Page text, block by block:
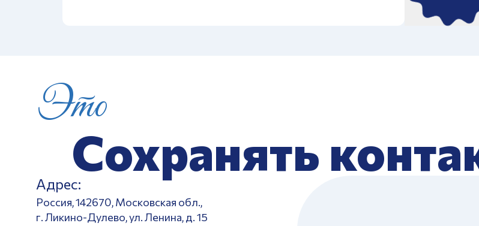
Это
Сохранять
Адрес:
Россия, 142670, Московская обл.,
г. Ликино-Дулево, ул. Ленина, д. 15